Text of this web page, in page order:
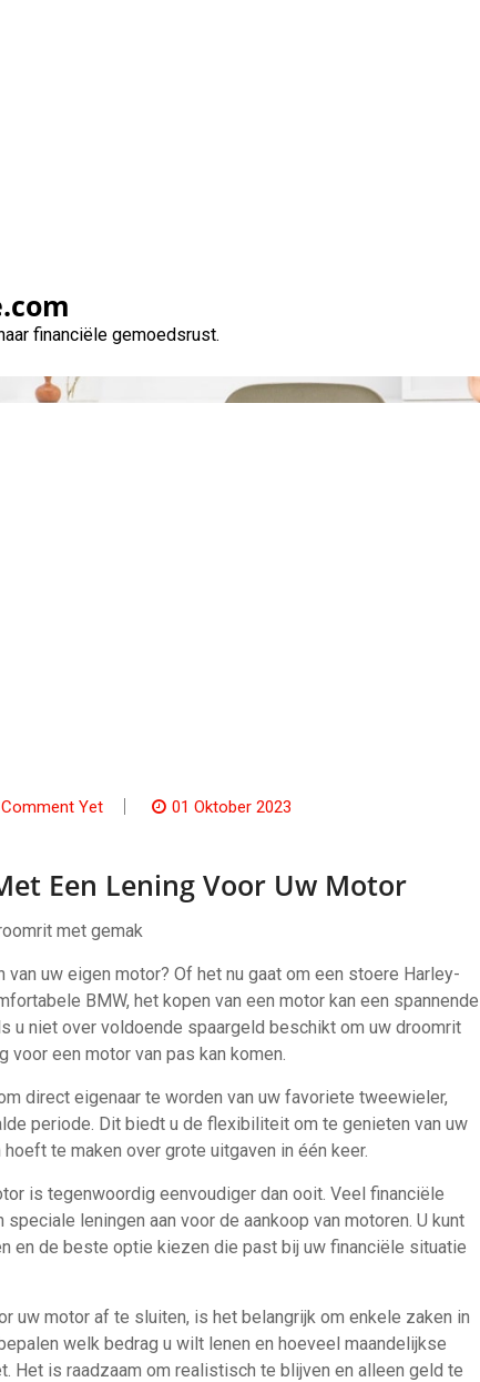
financiële gemoedsrust.
met een
Yet 01 Oktober 2023
Een Lening Voor Uw Motor
met gemak
uw eigen motor? Of het nu gaat om een stoere Harley-
BMW, het kopen van een motor kan een spannende
u niet over voldoende spaargeld beschikt om uw droomrit
voor een motor van pas kan komen.
direct eigenaar te worden van uw favoriete tweewieler,
periode. Dit biedt u de flexibiliteit om te genieten van uw
te maken over grote uitgaven in één keer.
is tegenwoordig eenvoudiger dan ooit. Veel financiële
leningen aan voor de aankoop van motoren. U kunt
en de beste optie kiezen die past bij uw financiële situatie
uw motor af te sluiten, is het belangrijk om enkele zaken in
welk bedrag u wilt lenen en hoeveel maandelijkse
Het is raadzaam om realistisch te blijven en alleen geld te